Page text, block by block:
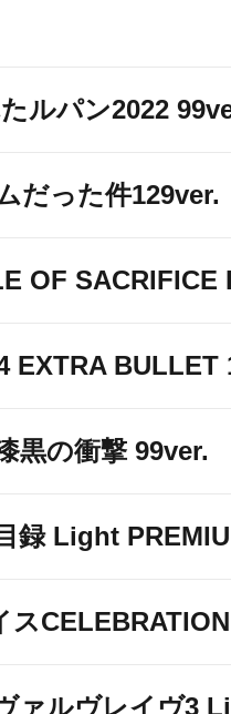
ルパン2022
だった件129ver.
OF SACRIFICE
EXTRA BULLET
黒の衝撃 99ver.
録 Light
スCELEBRATION
ァルヴレイヴ3